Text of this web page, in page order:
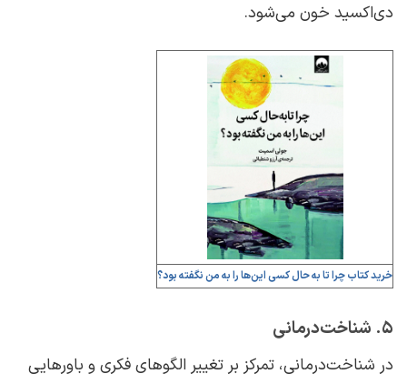
دی‌اکسید خون می‌شود.
خرید کتاب چرا تا به حال کسی این‌ها را به من نگفته بود؟
۵. شناخت‌درمانی
در شناخت‌درمانی، تمرکز بر تغییر الگوهای فکری و باورهایی